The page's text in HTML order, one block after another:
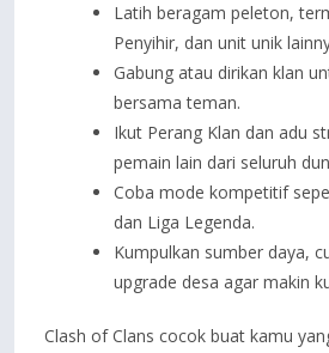
Latih beragam peleton,
Penyihir, dan unit unik
Gabung atau dirikan klan
bersama teman.
Ikut Perang Klan dan adu
pemain lain dari seluruh
Coba mode kompetitif
dan Liga Legenda.
Kumpulkan sumber daya,
upgrade desa agar makin
Clash of Clans cocok buat kamu